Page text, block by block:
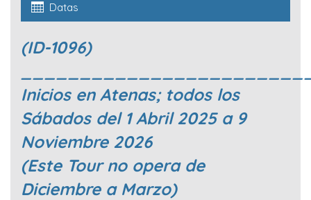
Datas
(ID-1096)
Inicios en Atenas; todos los
Sábados del 1 Abril 2025 a 9
Noviembre 2026
(Este Tour no opera de
Diciembre a Marzo)